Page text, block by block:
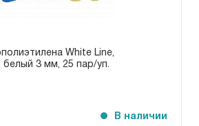
White Line,
белый 3 мм, 25 пар/уп.
В наличии